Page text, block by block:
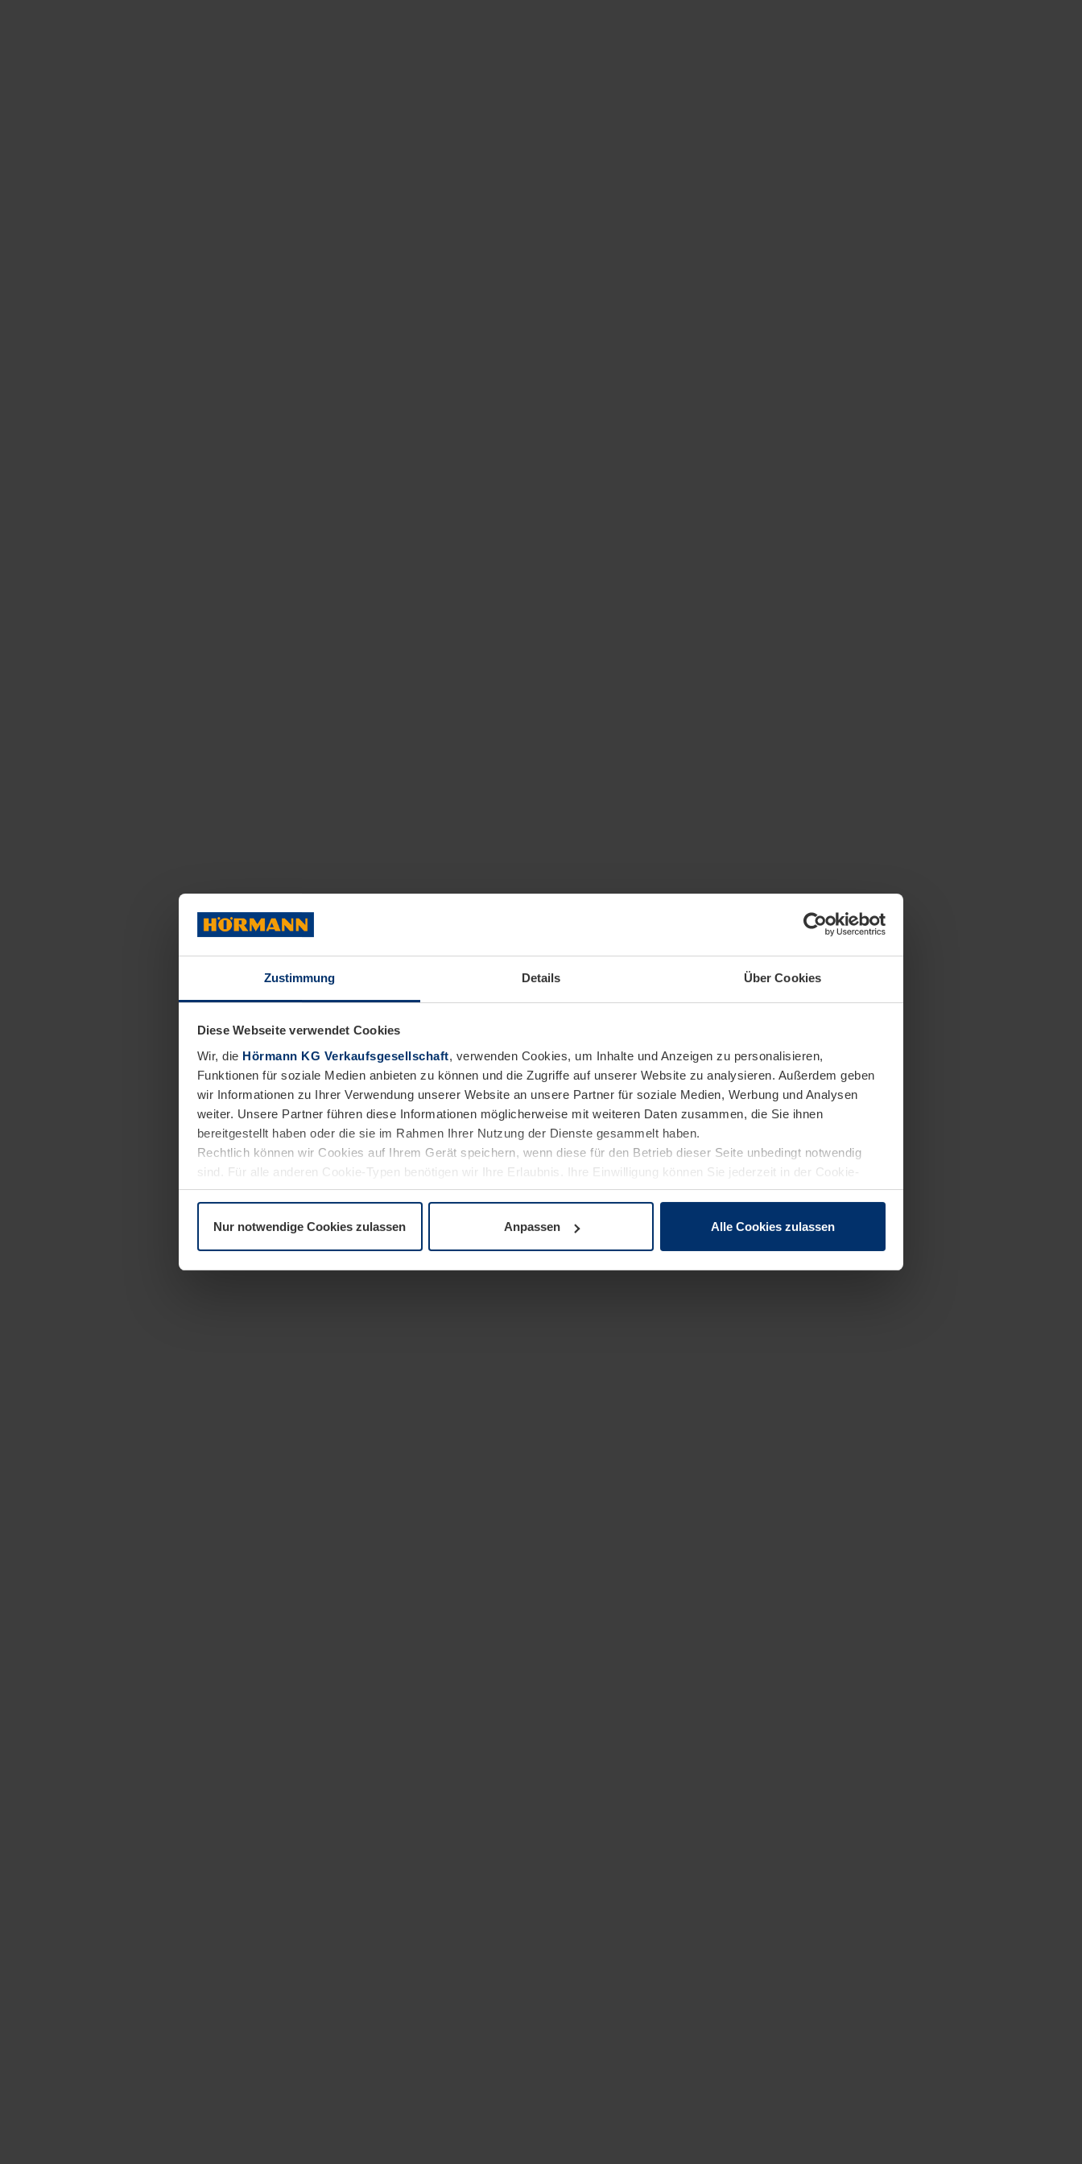
Zustimmung Details Über Cookies
Diese Webseite verwendet Cookies
Wir, die Hörmann KG Verkaufsgesellschaft, verwenden Cookies, um Inhalte und Anzeigen zu personalisieren,
Funktionen für soziale Medien anbieten zu können und die Zugriffe auf unserer Website zu analysieren. Außerdem geben
wir Informationen zu Ihrer Verwendung unserer Website an unsere Partner für soziale Medien, Werbung und Analysen
weiter. Unsere Partner führen diese Informationen möglicherweise mit weiteren Daten zusammen, die Sie ihnen
bereitgestellt haben oder die sie im Rahmen Ihrer Nutzung der Dienste gesammelt haben.
Rechtlich können wir Cookies auf Ihrem Gerät speichern, wenn diese für den Betrieb dieser Seite unbedingt notwendig
sind. Für alle anderen Cookie-Typen benötigen wir Ihre Erlaubnis. Ihre Einwilligung können Sie jederzeit in der Cookie-
Erläuterung auf der SeiteDatenschutzerklärungunserer Website ändern oder widerrufen.
Nur notwendige Cookies zulassen Anpassen Alle Cookies zulassen